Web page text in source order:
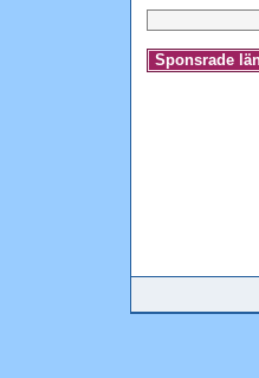
Sponsrade